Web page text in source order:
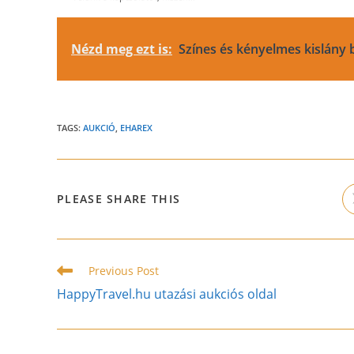
Nézd meg ezt is: Színes és kényelmes kislány
TAGS: AUKCIÓ, EHAREX
PLEASE SHARE THIS
Read
articles
Previous Post
HappyTravel.hu utazási aukciós oldal